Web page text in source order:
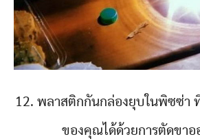
12. พลาสติกกันกล่องยุบในพิซซ่า
ของคุณได้ด้วยการตัดขาอ